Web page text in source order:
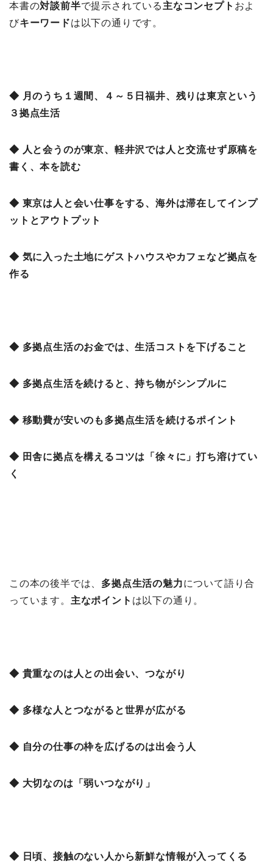
本書の対談前半で提示されている 主なコンセプト およ
びキーワードは以下の通りです。
◆ 月のうち１週間、４～５日福井、残りは東京という
３拠点生活
◆ 人と会うのが東京、軽井沢では人と交流せず原稿を
書く、本を読む
◆ 東京は人と会い仕事をする、海外は滞在してインプ
ットとアウトプット
◆ 気に入った土地にゲストハウスやカフェなど拠点を
作る
◆ 多拠点生活のお金では、生活コストを下げること
◆ 多拠点生活を続けると、持ち物がシンプルに
◆ 移動費が安いのも多拠点生活を続けるポイント
◆ 田舎に拠点を構えるコツは「徐々に」打ち溶けてい
く
この本の後半では、 多拠点生活の魅力について語り合
っています。 主なポイント は以下の通り。
◆ 貴重なのは人との出会い、つながり
◆ 多様な人とつながると世界が広がる
◆ 自分の仕事の枠を広げるのは出会う人
◆ 大切なのは「弱いつながり」
◆ 日頃、接触のない人から新鮮な情報が入ってくる